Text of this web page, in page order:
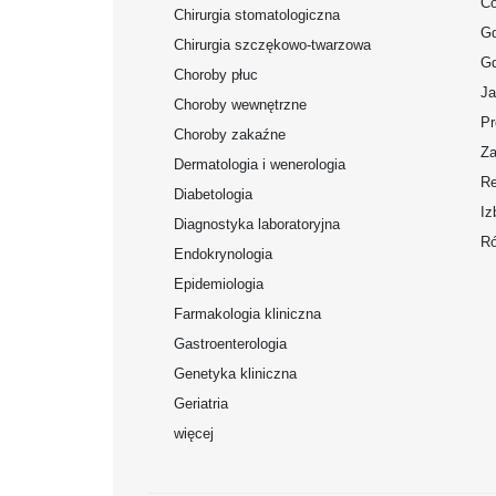
Chirurgia stomatologiczna
Chirurgia szczękowo-twarzowa
Choroby płuc
Choroby wewnętrzne
Choroby zakaźne
Dermatologia i wenerologia
Diabetologia
Diagnostyka laboratoryjna
Endokrynologia
Epidemiologia
Farmakologia kliniczna
Gastroenterologia
Genetyka kliniczna
Geriatria
więcej